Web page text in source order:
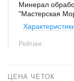
Минерал
"Мастерская
Рейтинг:
ЦЕНА ЧЕТОК